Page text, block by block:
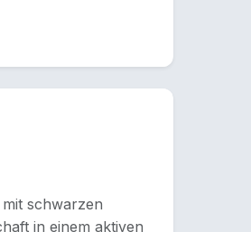
schwarzen
in einem aktiven